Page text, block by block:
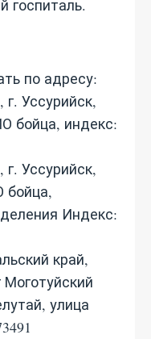
госпиталь.
по адресу:
Уссурийск,
бойца, индекс:
Уссурийск,
бойца,
Индекс:
край,
Моготуйский
улица